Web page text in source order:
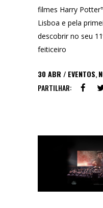
filmes Harry
Lisboa e pela
descobrir no seu
feiticeiro
30 ABR EVENTOS,
PARTILHAR: